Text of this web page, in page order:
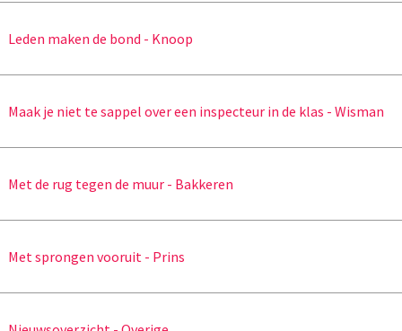
Leden maken de bond - Knoop
Maak je niet te sappel over een inspecteur in de klas - Wisman
Met de rug tegen de muur - Bakkeren
Met sprongen vooruit - Prins